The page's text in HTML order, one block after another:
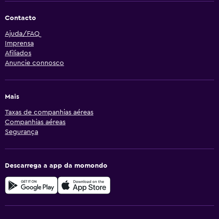
Contacto
Ajuda/FAQ
Imprensa
Afiliados
Anuncie connosco
Mais
Taxas de companhias aéreas
Companhias aéreas
Segurança
Descarrega a app da momondo